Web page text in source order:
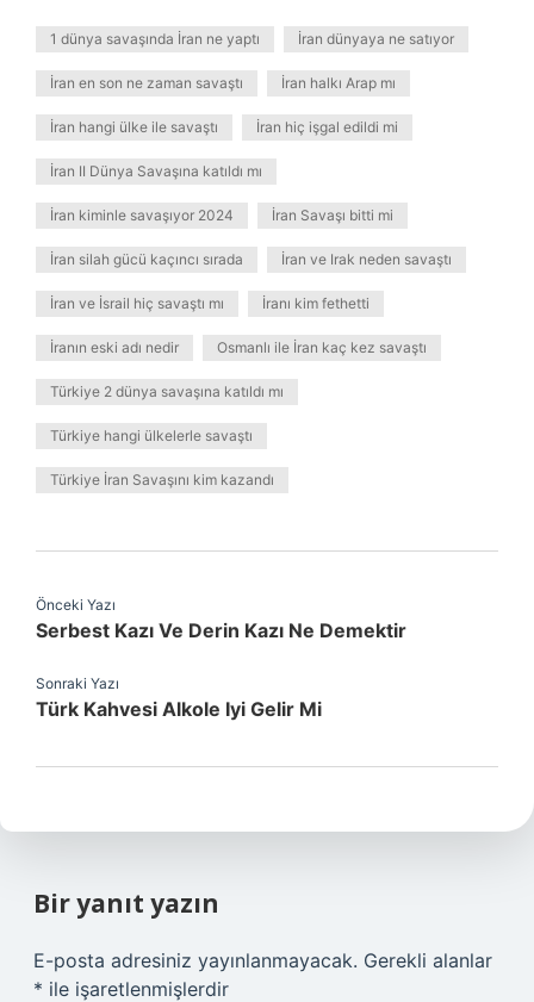
1 dünya savaşında İran ne yaptı İran dünyaya ne satıyor
İran en son ne zaman savaştı İran halkı Arap mı
İran hangi ülke ile savaştı İran hiç işgal edildi mi
İran II Dünya Savaşına katıldı mı
İran kiminle savaşıyor 2024 İran Savaşı bitti mi
İran silah gücü kaçıncı sırada İran ve Irak neden savaştı
İran ve İsrail hiç savaştı mı İranı kim fethetti
İranın eski adı nedir Osmanlı ile İran kaç kez savaştı
Türkiye 2 dünya savaşına katıldı mı
Türkiye hangi ülkelerle savaştı
Türkiye İran Savaşını kim kazandı
Önceki Yazı
Serbest Kazı Ve Derin Kazı Ne Demektir
Sonraki Yazı
Türk Kahvesi Alkole Iyi Gelir Mi
Bir yanıt yazın
E-posta adresiniz yayınlanmayacak. Gerekli alanlar
* ile işaretlenmişlerdir